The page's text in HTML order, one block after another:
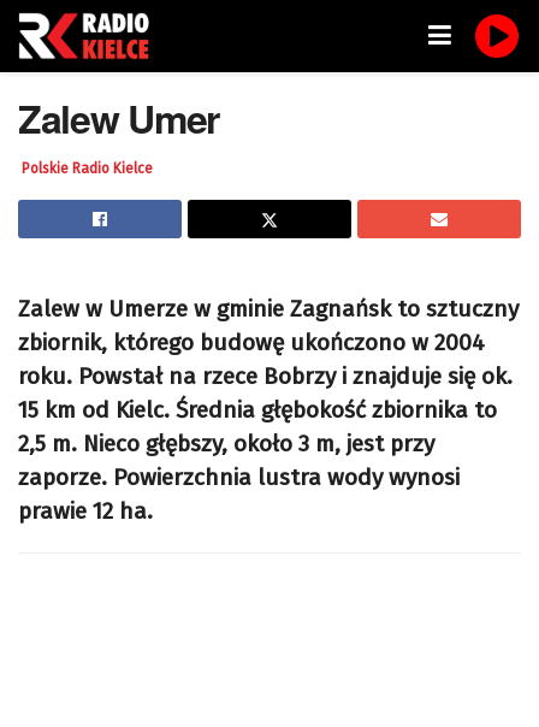
Zalew Umer
Polskie Radio Kielce
Zalew w Umerze w gminie Zagnańsk to sztuczny
zbiornik, którego budowę ukończono w 2004
roku. Powstał na rzece Bobrzy i znajduje się ok.
15 km od Kielc. Średnia głębokość zbiornika to
2,5 m. Nieco głębszy, około 3 m, jest przy
zaporze. Powierzchnia lustra wody wynosi
prawie 12 ha.